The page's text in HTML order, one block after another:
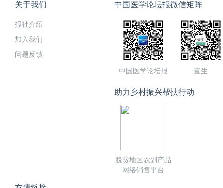
关于我们
报社介绍
加入我们
问题反馈
中国医学论坛报微信矩阵
中国医学论坛报 壹生
助力乡村振兴帮扶行动
脱贫地区农副产品
网络销售平台